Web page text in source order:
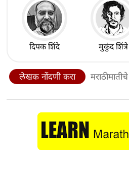
दिपक शिंदे मुकुंद शिंत्रे
लेखक नोंदणी करा